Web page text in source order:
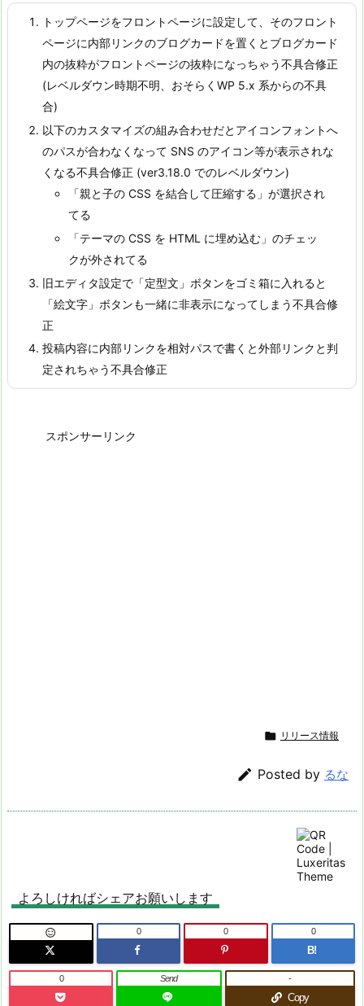
トップページをフロントページに設定して、そのフロント
ページに内部リンクのブログカードを置くとブログカード
内の抜粋がフロントページの抜粋になっちゃう不具合修正
(レベルダウン時期不明、おそらくWP 5.x 系からの不具
合)
以下のカスタマイズの組み合わせだとアイコンフォントへ
のパスが合わなくなって SNS のアイコン等が表示されな
くなる不具合修正 (ver3.18.0 でのレベルダウン)
「親と子の CSS を結合して圧縮する」が選択され
てる
「テーマの CSS を HTML に埋め込む」のチェッ
クが外されてる
旧エディタ設定で「定型文」ボタンをゴミ箱に入れると
「絵文字」ボタンも一緒に非表示になってしまう不具合修
正
投稿内容に内部リンクを相対パスで書くと外部リンクと判
定されちゃう不具合修正
スポンサーリンク
 リリース情報
 Posted by るな
よろしければシェアお願いします
 0 0
B!
0
0 Send
Copy
-